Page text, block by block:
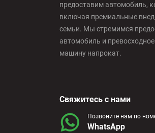
Bilbao -
Bilbao - Airport
Cádiz - Train
предоставим автомобиль,
включая премиальные
семьи. Мы стремимся
автомобиль и
машину напрокат.
Свяжитесь с нами
Позвоните нам по
WhatsApp